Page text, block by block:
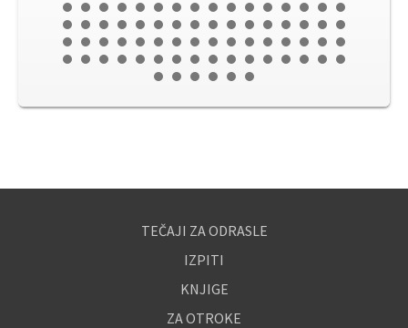
TEČAJI ZA ODRASLE
IZPITI
KNJIGE
ZA OTROKE